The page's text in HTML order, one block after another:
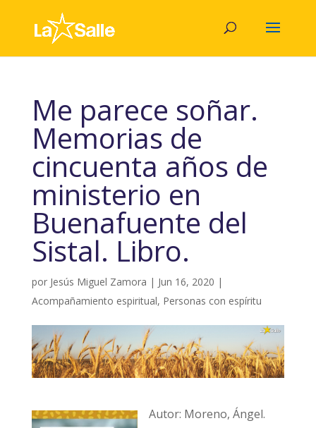
Me parece soñar.
Memorias de
cincuenta años de
ministerio en
Buenafuente del
Sistal. Libro.
por Jesús Miguel Zamora | Jun 16, 2020 |
Acompañamiento espiritual, Personas con espíritu
Autor: Moreno, Ángel.